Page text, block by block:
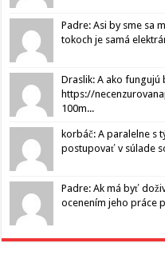
Padre: Asi by sme sa
tokoch je samá
Draslik: A ako fungujú
https://
100m...
korbáč: A paralelne s
postupovať v súlade
Padre: Ak má byť
ocenením jeho práce